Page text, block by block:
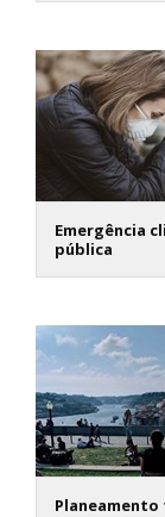
Emergência
pública